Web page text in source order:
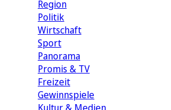
Region
Politik
Wirtschaft
Sport
Panorama
Promis & TV
Freizeit
Gewinnspiele